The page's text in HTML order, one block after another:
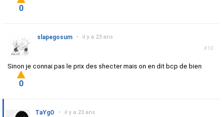
0
#10
slapegosum • il y a 23 ans
Sinon je connai pas le prix des shecter mais on en dit bcp de bien
0
TaYgO • il y a 23 ans